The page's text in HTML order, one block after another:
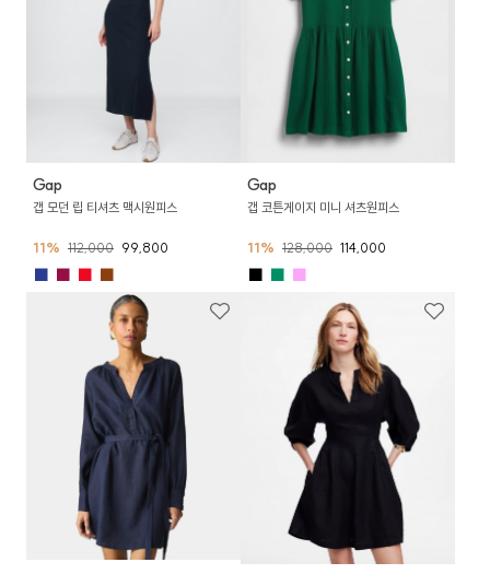
Gap
갭 모던 립 티셔츠 맥시원피스
11% 112,000 99,800
■ ■ ■ ■
Gap
갭 코튼게이지 미니 셔츠원피스
11% 128,000 114,000
■ ■ ■